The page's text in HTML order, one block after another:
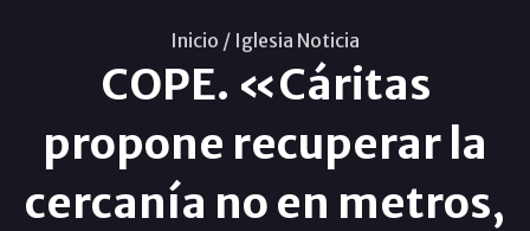
Inicio / Iglesia Noticia
COPE. «Cáritas
propone recuperar la
cercanía no en metros,